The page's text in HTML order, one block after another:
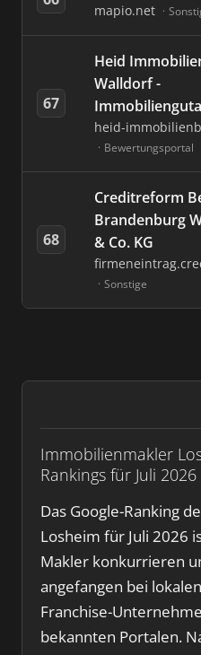
Immobilienmakler
Rankings für Juli 2026
Das Google-Ranking
Losheim für Juli 2026
Makler konkurrieren
angefangen bei
Franchise-
bekannten Portalen.
mapio.net
67
Heid
Walldorf -
heid-
Bewertungsportal
68
Creditreform
Brandenburg
& Co. KG
Sonstige